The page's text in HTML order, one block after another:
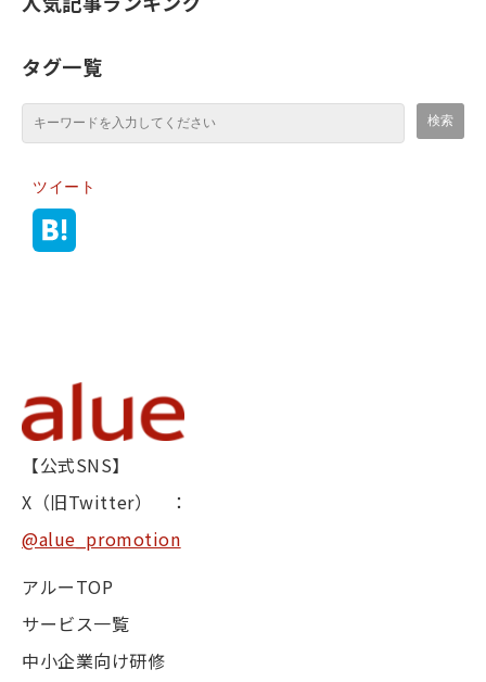
タグ一覧
ツイート
【公式SNS】
X（旧Twitter） ：
@alue_promotion
アルーTOP
サービス一覧
中小企業向け研修